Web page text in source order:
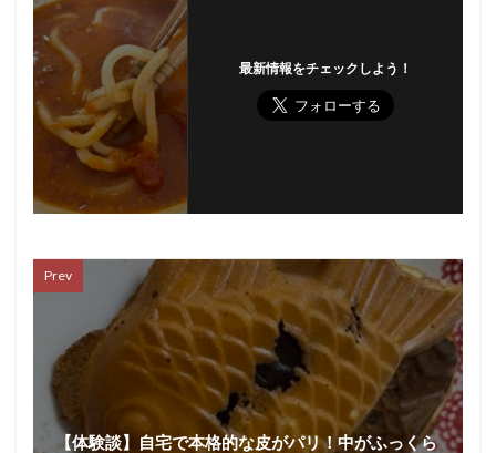
最新情報をチェックしよう！
Prev
【体験談】自宅で本格的な皮がパリ！中がふっくら